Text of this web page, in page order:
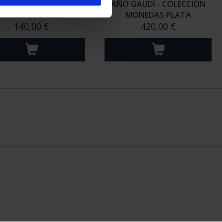
GAUDÍ - PARQUE
GÜELL 8 REALES
140,00 €
AÑO GAUDÍ - COLECCIÓN
MONEDAS PLATA
420,00 €